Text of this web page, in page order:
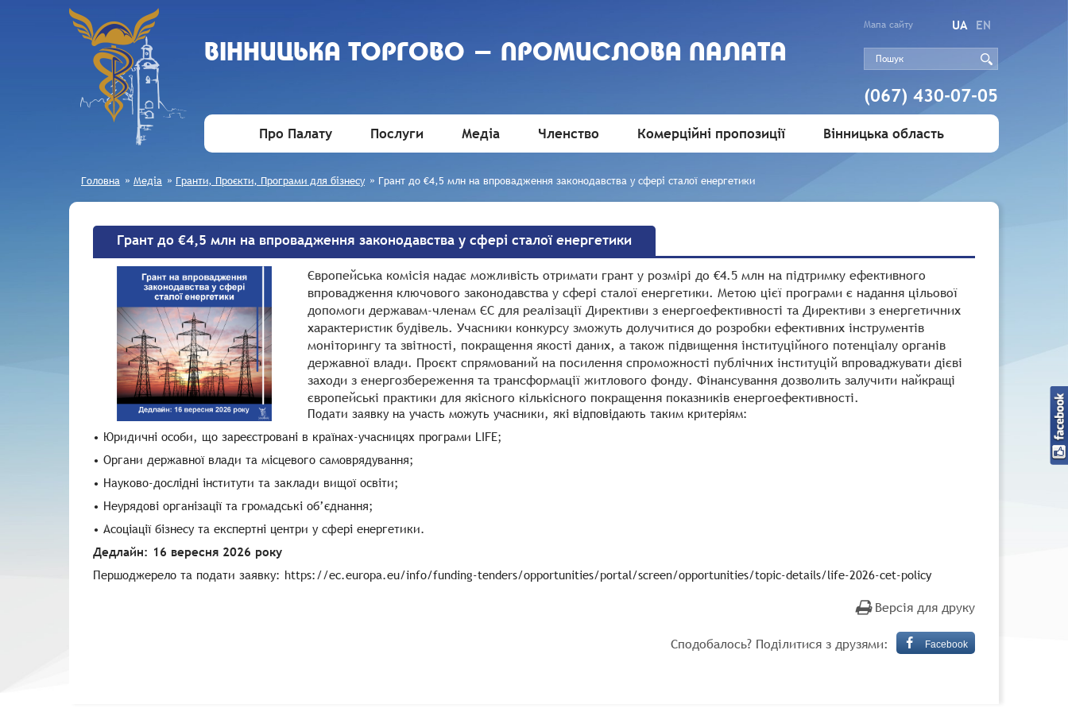
ВIННИЦЬКА ТОРГОВО - ПРОМИСЛОВА ПАЛАТА
Мапа сайту UA EN
(067) 430-07-05
Про Палату Послуги Медіа Членство Комерційні пропозиції Вінницька область
Головна » Медіа » Гранти, Проєкти, Програми для бізнесу » Грант до €4,5 млн на впровадження законодавства у сфері сталої енергетики
Грант до €4,5 млн на впровадження законодавства у сфері сталої енергетики
Європейська комісія надає можливість отримати грант у розмірі до €4.5 млн на підтримку ефективного
впровадження ключового законодавства у сфері сталої енергетики. Метою цієї програми є надання цільової
допомоги державам-членам ЄС для реалізації Директиви з енергоефективності та Директиви з енергетичних
характеристик будівель. Учасники конкурсу зможуть долучитися до розробки ефективних інструментів
моніторингу та звітності, покращення якості даних, а також підвищення інституційного потенціалу органів
державної влади. Проєкт спрямований на посилення спроможності публічних інституцій впроваджувати дієві
заходи з енергозбереження та трансформації житлового фонду. Фінансування дозволить залучити найкращі
європейські практики для якісного кількісного покращення показників енергоефективності.
Подати заявку на участь можуть учасники, які відповідають таким критеріям:
• Юридичні особи, що зареєстровані в країнах-учасницях програми LIFE;
• Органи державної влади та місцевого самоврядування;
• Науково-дослідні інститути та заклади вищої освіти;
• Неурядові організації та громадські об’єднання;
• Асоціації бізнесу та експертні центри у сфері енергетики.
Дедлайн: 16 вересня 2026 року
Першоджерело та подати заявку: https://ec.europa.eu/info/funding-tenders/opportunities/portal/screen/opportunities/topic-details/life-2026-cet-policy
Версія для друку
Сподобалось? Поділитися з друзями: Facebook